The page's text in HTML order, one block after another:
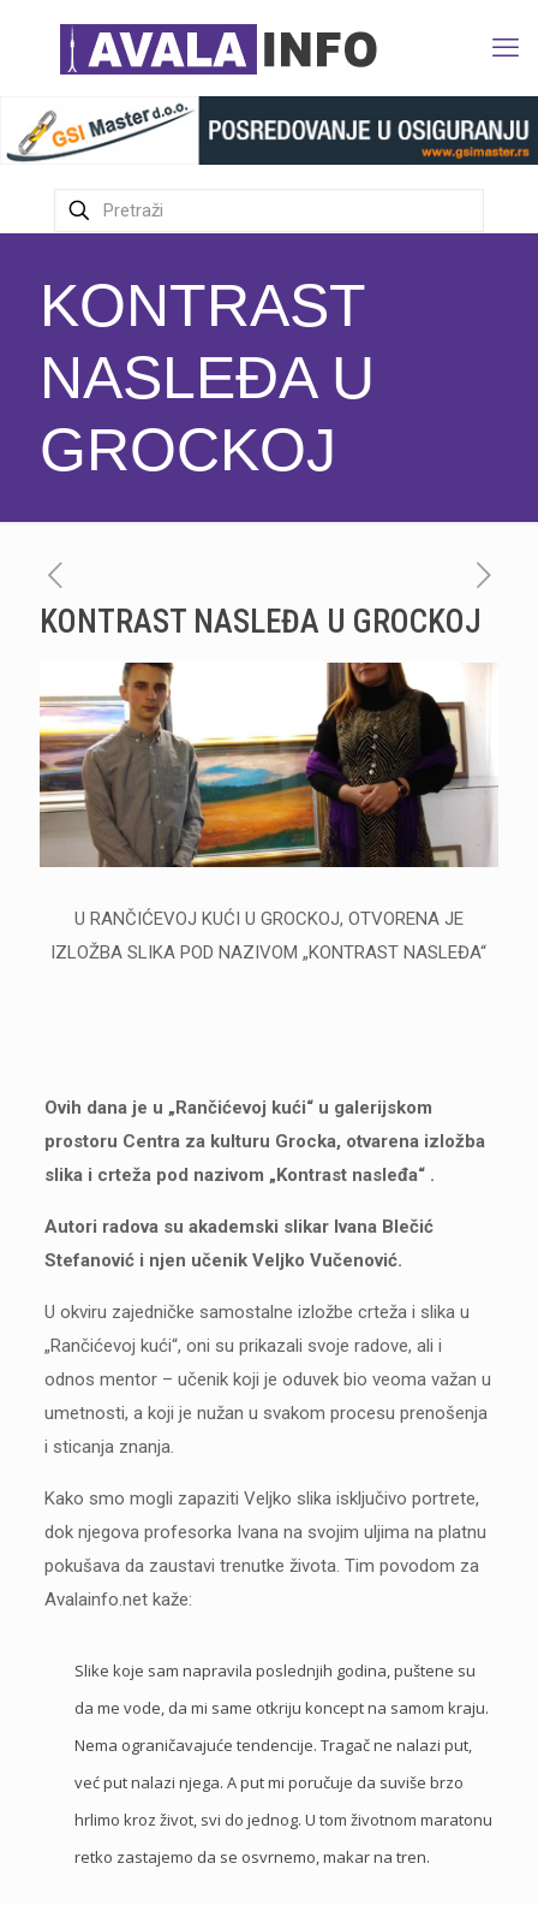
KONTRAST
NASLEĐA U
GROCKOJ
KONTRAST NASLEĐA U GROCKOJ
U RANČIĆEVOJ KUĆI U GROCKOJ, OTVORENA JE
IZLOŽBA SLIKA POD NAZIVOM „KONTRAST NASLEĐA“
Ovih dana je u „Rančićevoj kući“ u galerijskom
prostoru Centra za kulturu Grocka, otvarena izložba
slika i crteža pod nazivom „Kontrast nasleđa“ .
Autori radova su akademski slikar Ivana Blečić
Stefanović i njen učenik Veljko Vučenović.
U okviru zajedničke samostalne izložbe crteža i slika u
„Rančićevoj kući“, oni su prikazali svoje radove, ali i
odnos mentor – učenik koji je oduvek bio veoma važan u
umetnosti, a koji je nužan u svakom procesu prenošenja
i sticanja znanja.
Kako smo mogli zapaziti Veljko slika isključivo portrete,
dok njegova profesorka Ivana na svojim uljima na platnu
pokušava da zaustavi trenutke života. Tim povodom za
Avalainfo.net kaže:
Slike koje sam napravila poslednjih godina, puštene su
da me vode, da mi same otkriju koncept na samom kraju.
Nema ograničavajuće tendencije. Tragač ne nalazi put,
već put nalazi njega. A put mi poručuje da suviše brzo
hrlimo kroz život, svi do jednog. U tom životnom maratonu
retko zastajemo da se osvrnemo, makar na tren.